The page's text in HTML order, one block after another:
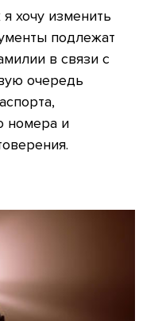
хочу изменить
подлежат
в связи с
очередь
номера и